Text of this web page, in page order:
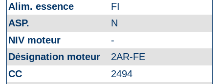
FI
N
-
2AR-FE
2494